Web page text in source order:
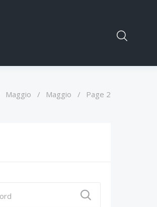
Maggio / Maggio / Page 2